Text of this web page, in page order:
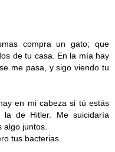
compra un gato; que
de tu casa. En la mía hay
me pasa, y sigo viendo tu
en mi cabeza si tú estás
de Hitler. Me suicidaría
algo juntos.
tus bacterias.